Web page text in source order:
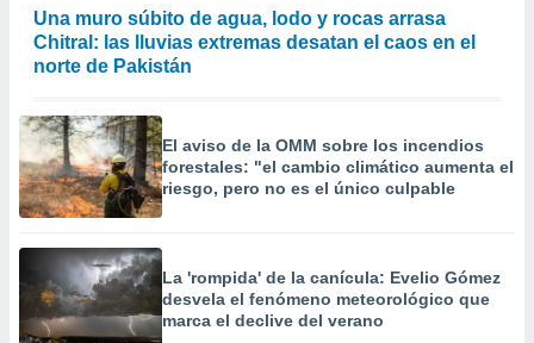
Una muro súbito de agua, lodo y rocas arrasa
Chitral: las lluvias extremas desatan el caos en el
norte de Pakistán
El aviso de la OMM sobre los incendios
forestales: "el cambio climático aumenta el
riesgo, pero no es el único culpable
La 'rompida' de la canícula: Evelio Gómez
desvela el fenómeno meteorológico que
marca el declive del verano